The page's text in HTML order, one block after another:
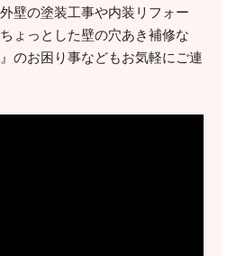
壁の塗装工事や内装リフォー
ょっとした壁の穴あき補修な
のお困り事などもお気軽にご連